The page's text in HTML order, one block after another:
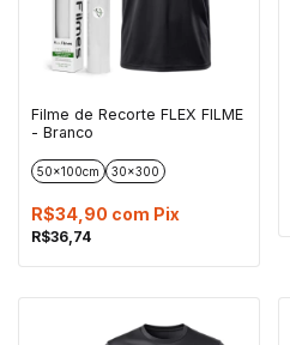
Filme de Recorte FLEX FILME
- Branco
50x100cm 30x300
R$36,74
R$34,90 com Pix